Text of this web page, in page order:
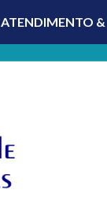
Skip to main
ATENDIMENTO